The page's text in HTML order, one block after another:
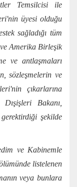
Temsilcisi ile
üyesi olduğu
sağladığı tüm
Amerika Birleşik
ve antlaşmaları
sözleşmelerin ve
çıkarlarına
Bakanı,
şekilde
ve Kabinemle
listelenen
veya bunlara